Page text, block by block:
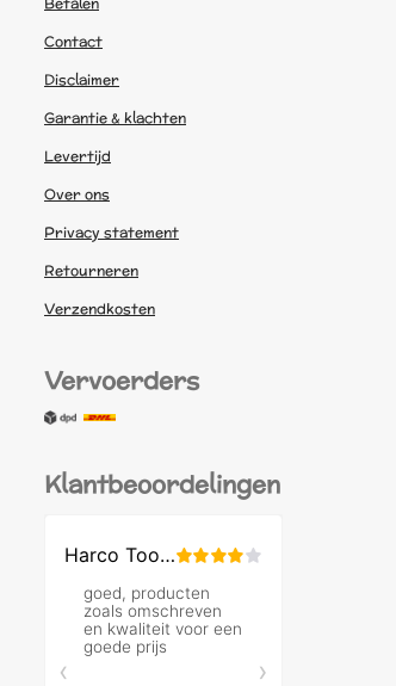
Contact
Disclaimer
Garantie & klachten
Levertijd
Over ons
Privacy statement
Retourneren
Verzendkosten
Vervoerders
Klantbeoordelingen